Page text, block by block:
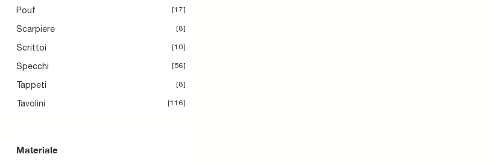
Pouf 17
Scarpiere 8
Scrittoi 10
Specchi 56
Tappeti 8
Tavolini 116
Materiale